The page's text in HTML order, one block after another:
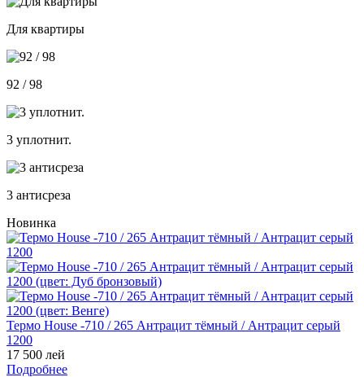
Для квартиры
92 / 98
3 уплотнит.
3 антисреза
Новинка
Термо House -710 / 265 Антрацит тёмный / Антрацит серый
1200
17 500 лей
Подробнее